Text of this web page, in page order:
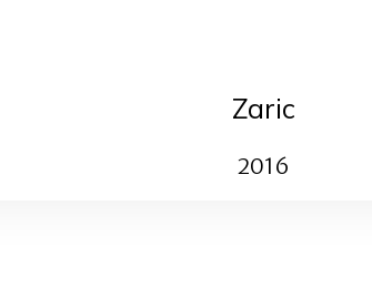
Zaric
2016